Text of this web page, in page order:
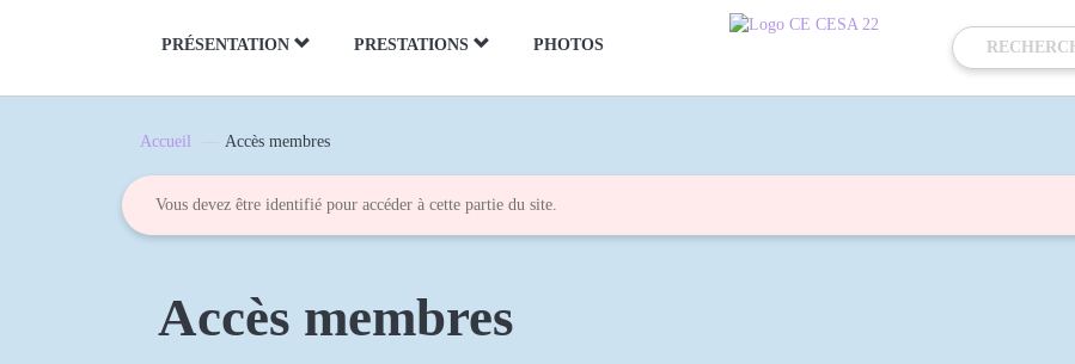
PRÉSENTATION PRESTATIONS PHOTOS
Accueil Accès membres
Vous devez être identifié pour accéder à cette partie du site.
Accès membres